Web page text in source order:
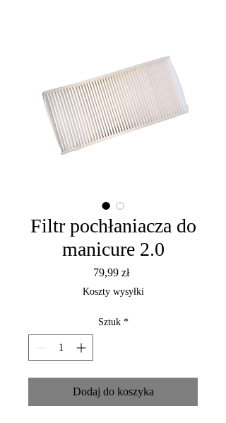
Filtr pochłaniacza do
manicure 2.0
79,99 złCena
Koszty wysyłki
Sztuk *
Dodaj do koszyka